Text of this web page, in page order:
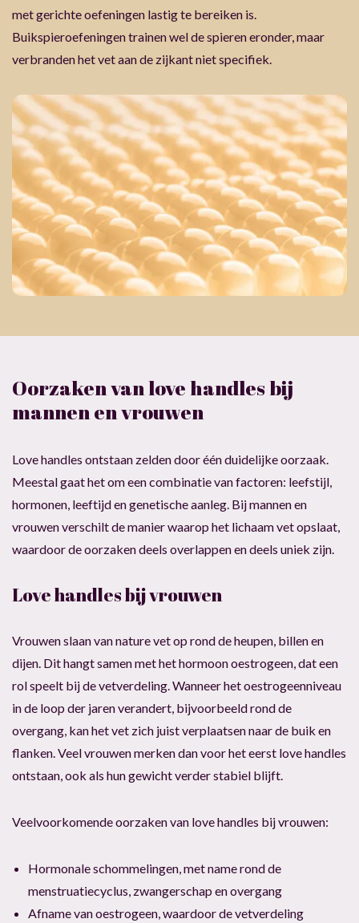
met gerichte oefeningen lastig te bereiken is.
Buikspieroefeningen trainen wel de spieren eronder, maar
verbranden het vet aan de zijkant niet specifiek.
Oorzaken van love handles bij
mannen en vrouwen
Love handles ontstaan zelden door één duidelijke oorzaak.
Meestal gaat het om een combinatie van factoren: leefstijl,
hormonen, leeftijd en genetische aanleg. Bij mannen en
vrouwen verschilt de manier waarop het lichaam vet opslaat,
waardoor de oorzaken deels overlappen en deels uniek zijn.
Love handles bij vrouwen
Vrouwen slaan van nature vet op rond de heupen, billen en
dijen. Dit hangt samen met het hormoon oestrogeen, dat een
rol speelt bij de vetverdeling. Wanneer het oestrogeenniveau
in de loop der jaren verandert, bijvoorbeeld rond de
overgang, kan het vet zich juist verplaatsen naar de buik en
flanken. Veel vrouwen merken dan voor het eerst love handles
ontstaan, ook als hun gewicht verder stabiel blijft.
Veelvoorkomende oorzaken van love handles bij vrouwen:
Hormonale schommelingen, met name rond de
menstruatiecyclus, zwangerschap en overgang
Afname van oestrogeen, waardoor de vetverdeling